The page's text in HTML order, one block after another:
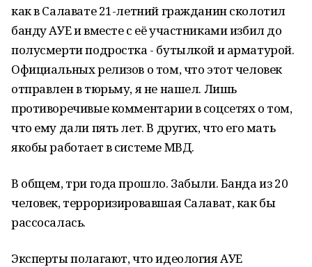
как в Салавате 21-летний гражданин сколотил
банду АУЕ и вместе с её участниками избил до
полусмерти подростка - бутылкой и арматурой.
Официальных релизов о том, что этот человек
отправлен в тюрьму, я не нашел. Лишь
противоречивые комментарии в соцсетях о том,
что ему дали пять лет. В других, что его мать
якобы работает в системе МВД.
В общем, три года прошло. Забыли. Банда из 20
человек, терроризировавшая Салават, как бы
рассосалась.
Эксперты полагают, что идеология АУЕ